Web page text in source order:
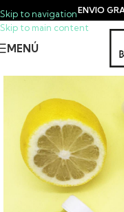
Skip to navigation
Skip to main content
ENVIO
MENÚ